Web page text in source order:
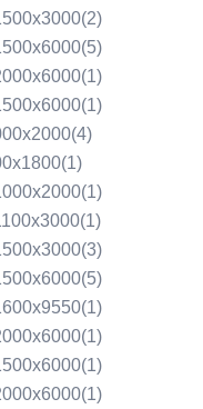
(2)
(5)
(1)
(1)
(4)
(1)
(1)
(1)
(3)
(5)
(1)
(1)
(1)
(1)